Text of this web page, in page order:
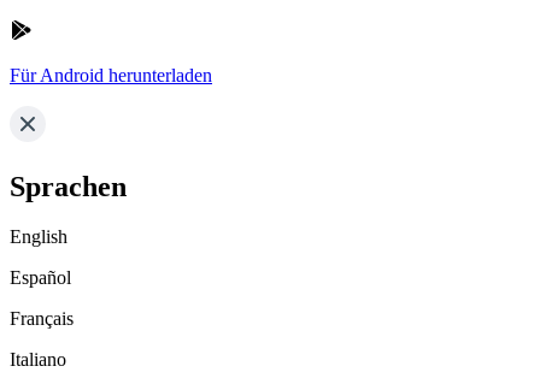
Für Android herunterladen
Sprachen
English
Español
Français
Italiano